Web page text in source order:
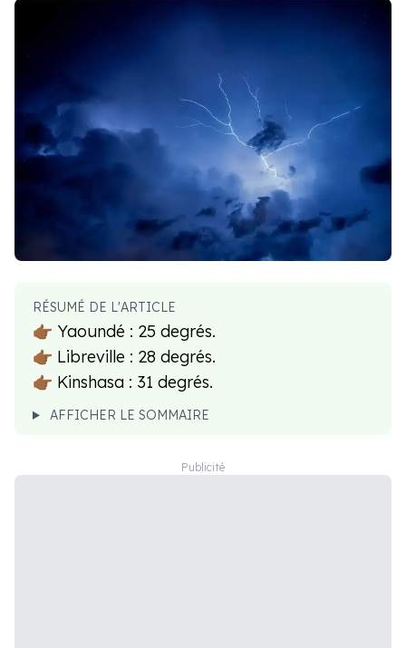
RÉSUMÉ DE L'ARTICLE
👉🏾 Yaoundé : 25 degrés.
👉🏾 Libreville : 28 degrés.
👉🏾 Kinshasa : 31 degrés.
AFFICHER LE SOMMAIRE